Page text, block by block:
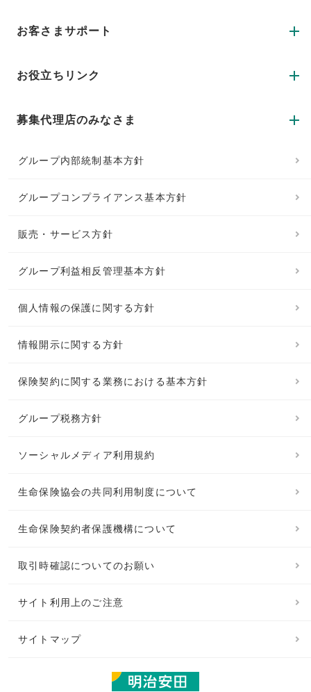
お客さまサポート
お役立ちリンク
募集代理店のみなさま
グループ内部統制基本方針
グループコンプライアンス基本方針
販売・サービス方針
グループ利益相反管理基本方針
個人情報の保護に関する方針
情報開示に関する方針
保険契約に関する業務における基本方針
グループ税務方針
ソーシャルメディア利用規約
生命保険協会の共同利用制度について
生命保険契約者保護機構について
取引時確認についてのお願い
サイト利用上のご注意
サイトマップ